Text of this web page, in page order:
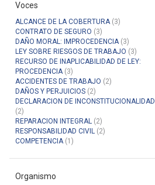
Manual del Usuario
Voces
ALCANCE DE LA COBERTURA(3)
CONTRATO DE SEGURO (3)
DAÑO MORAL: IMPROCEDENCIA(3)
LEY SOBRE RIESGOS DE TRABAJO (3)
RECURSO DE INAPLICABILIDAD DE LEY:
PROCEDENCIA(3)
ACCIDENTES DE TRABAJO (2)
DAÑOS Y PERJUICIOS (2)
DECLARACION DE INCONSTITUCIONALIDAD
(2)
REPARACION INTEGRAL (2)
RESPONSABILIDAD CIVIL (2)
COMPETENCIA(1)
Organismo